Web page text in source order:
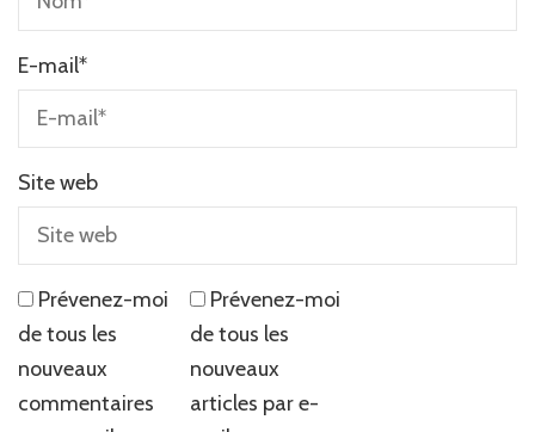
E-mail*
Site web
Prévenez-moi
de tous les
nouveaux
commentaires
Prévenez-moi
de tous les
nouveaux
articles par e-